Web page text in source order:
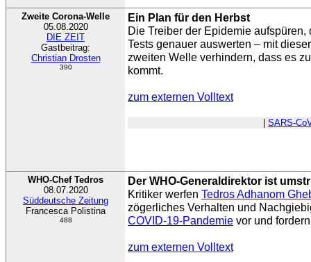
Zweite Corona-Welle
05.08.2020
DIE ZEIT
Gastbeitrag:
Christian Drosten
390
Ein Plan für den Herbst
Die Treiber der Epidemie
Tests genauer auswerten – mit
zweiten Welle verhindern, dass es
kommt.
zum externen Volltext
SARS-
WHO-Chef Tedros
08.07.2020
Süddeutsche Zeitung
Francesca Polistina
488
Der WHO-Generaldirektor ist
Kritiker werfen Tedros Adhanom
zögerliches Verhalten und
COVID-19-Pandemie vor und
zum externen Volltext